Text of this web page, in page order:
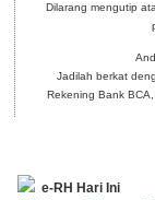
Dilarang mengutip
Jadilah berkat
Rekening Bank
e-RH Hari Ini